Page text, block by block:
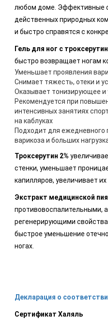
любом доме. Эффективные
действенных природных
и быстро справятся с
Гель для ног с
быстро возвращает ногам
Уменьшает проявления
Снимает тяжесть, отеки и
Оказывает тонизирующее
Рекомендуется при
интенсивных занятиях
на каблуках
Подходит для
варикоза и больших
Троксерутин 2%
стенки, уменьшает
капилляров, увеличивает их
Экстракт медицинской
противовоспалительными,
регенерирующими
быстрое уменьшение
ногах.
Декларация о
Сертификат Халяль